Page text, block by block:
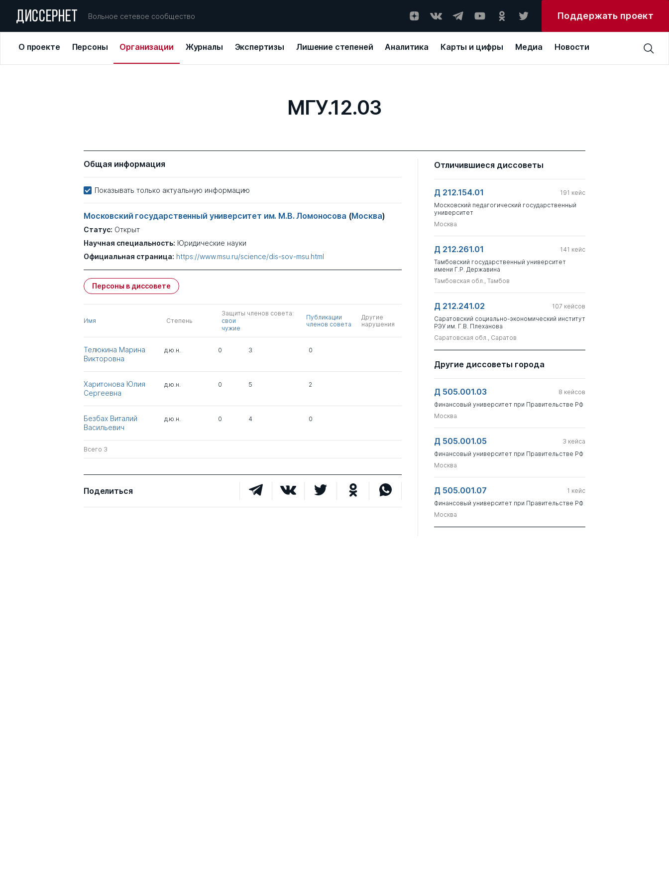
ДИССЕРНЕТ Вольное сетевое сообщество Поддержать проект
О проекте Персоны Организации Журналы Экспертизы Лишение степеней Аналитика Карты и цифры Медиа Новости
МГУ.12.03
Общая информация
Показывать только актуальную информацию
Московский государственный университет им. М.В. Ломоносова (Москва)
Статус: Открыт
Научная специальность: Юридические науки
Официальная страница: https://www.msu.ru/science/dis-sov-msu.html
Персоны в диссовете
Имя Степень
Защиты членов совета:
свои
чужие
Публикации
членов совета
Другие
нарушения
Телюкина Марина
Викторовна
д.ю.н. 0 3 0
Харитонова Юлия
Сергеевна
д.ю.н. 0 5 2
Безбах Виталий
Васильевич
д.ю.н. 0 4 0
Всего 3
Поделиться
Отличившиеся диссоветы
Д 212.154.01 191 кейс
Московский педагогический государственный
университет
Москва
Д 212.261.01 141 кейс
Тамбовский государственный университет
имени Г.Р. Державина
Тамбовская обл., Тамбов
Д 212.241.02 107 кейсов
Саратовский социально-экономический институт
РЭУ им. Г.В. Плеханова
Саратовская обл., Саратов
Другие диссоветы города
Д 505.001.03 8 кейсов
Финансовый университет при Правительстве РФ
Москва
Д 505.001.05 3 кейса
Финансовый университет при Правительстве РФ
Москва
Д 505.001.07 1 кейс
Финансовый университет при Правительстве РФ
Москва